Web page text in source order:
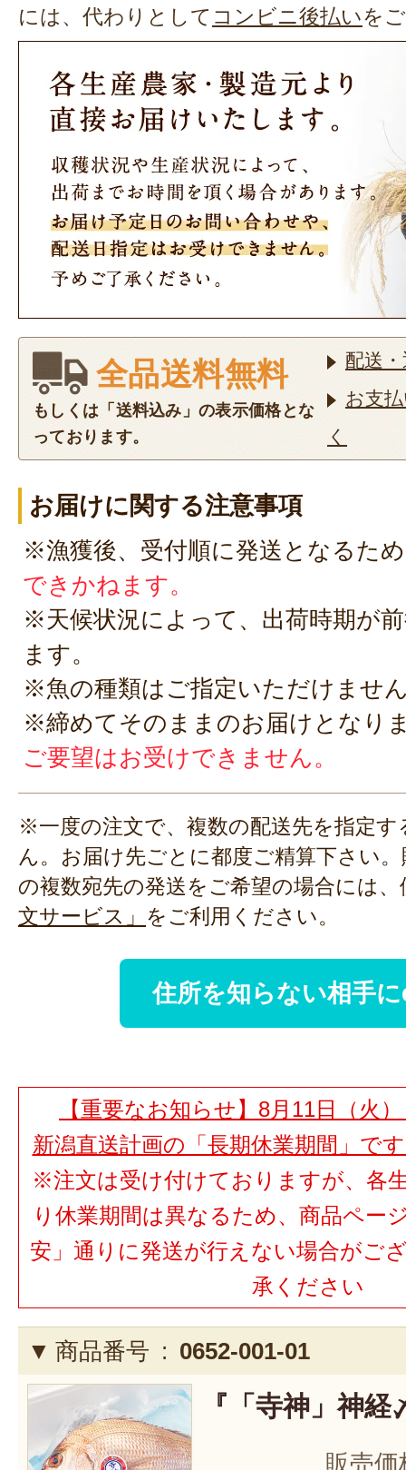
には、代わりとして コンビニ後払いを
全品送料無料
もしくは「送料込み」の表示価格とな
っております。
配送
お支
く
お届けに関する注意事項
※漁獲後、受付順に発送となるため
できかねます。
※天候状況によって、出荷時期が
ます。
※魚の種類はご指定いただけませ
※締めてそのままのお届けとなり
ご要望はお受けできません。
※一度の注文で、複数の配送先を指定
ん。お届け先ごとに都度ご精算下さい
の複数宛先の発送をご希望の場合には、
文サービス」 をご利用ください。
住所を知らない相手
【重要なお知らせ】8月11日（火
新潟直送計画の「長期休業期間」で
※注文は受け付けておりますが、各
り休業期間は異なるため、商品ペー
安」通りに発送が行えない場合がご
承ください
商品番号 : 0652-001-01
『「寺神」神
販売価